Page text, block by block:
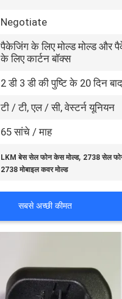
Negotiate
पैकेजिंग के लिए मोल्ड मोल्ड और
के लिए कार्टन बॉक्स
2 डी 3 डी की पुष्टि के 20 दिन बाद
टी / टी, एल / सी, वेस्टर्न यूनियन
65 सांचे / माह
LKM बेस सेल फोन केस मोल्ड, 2738 सेल
2738 मोबाइल कवर मोल्ड
सबसे अच्छी कीमत